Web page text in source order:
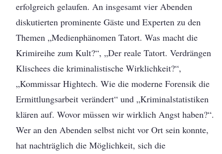
erfolgreich gelaufen. An insgesamt vier Abenden
diskutierten prominente Gäste und Experten zu den
Themen „Medienphänomen Tatort. Was macht die
Krimireihe zum Kult?“, „Der reale Tatort. Verdrängen
Klischees die kriminalistische Wirklichkeit?“,
„Kommissar Hightech. Wie die moderne Forensik die
Ermittlungsarbeit verändert“ und „Kriminalstatistiken
klären auf. Wovor müssen wir wirklich Angst haben?“.
Wer an den Abenden selbst nicht vor Ort sein konnte,
hat nachträglich die Möglichkeit, sich die